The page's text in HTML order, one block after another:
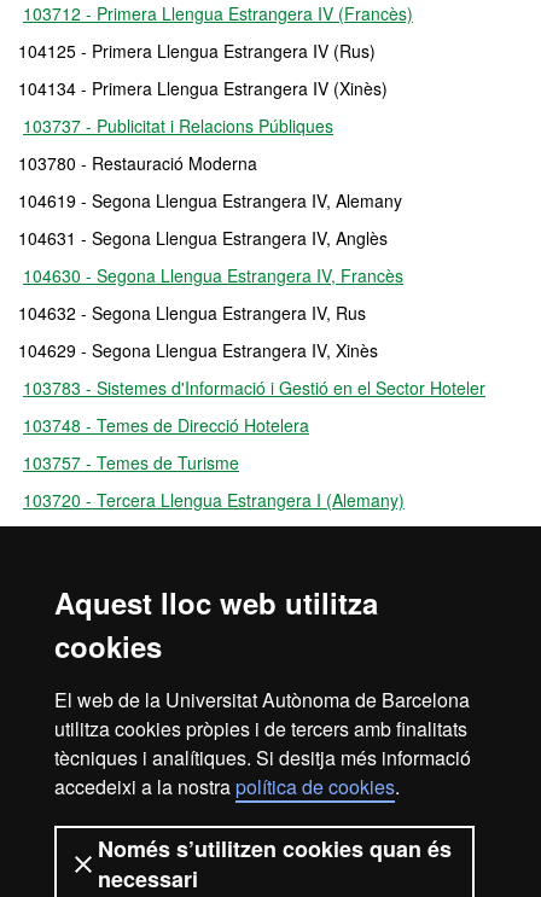
Aquest lloc web utilitza
cookies
El web de la Universitat Autònoma de Barcelona
utilitza cookies pròpies i de tercers amb finalitats
tècniques i analítiques. Si desitja més informació
accedeixi a la nostrapolítica de cookies.
Només s’utilitzen cookies quan és
necessari
103712 - Primera Llengua Estrangera IV (Francès)
104125 - Primera Llengua Estrangera IV (Rus)
104134 - Primera Llengua Estrangera IV (Xinès)
103737 - Publicitat i Relacions Públiques
103780 - Restauració Moderna
104619 - Segona Llengua Estrangera IV, Alemany
104631 - Segona Llengua Estrangera IV, Anglès
104630 - Segona Llengua Estrangera IV, Francès
104632 - Segona Llengua Estrangera IV, Rus
104629 - Segona Llengua Estrangera IV, Xinès
103783 - Sistemes d'Informació i Gestió en el Sector Hoteler
103748 - Temes de Direcció Hotelera
103757 - Temes de Turisme
103720 - Tercera Llengua Estrangera I (Alemany)
104129 - Tercera Llengua Estrangera I (Rus)
104138 - Tercera Llengua Estrangera I (Xinès)
103723 - Tercera Llengua Estrangera II (Alemany)
103722 - Tercera Llengua Estrangera II (Anglès)
103724 - Tercera Llengua Estrangera II (Francès)
104130 - Tercera Llengua Estrangera II (Rus)
104139 - Tercera Llengua Estrangera II (Xinès)